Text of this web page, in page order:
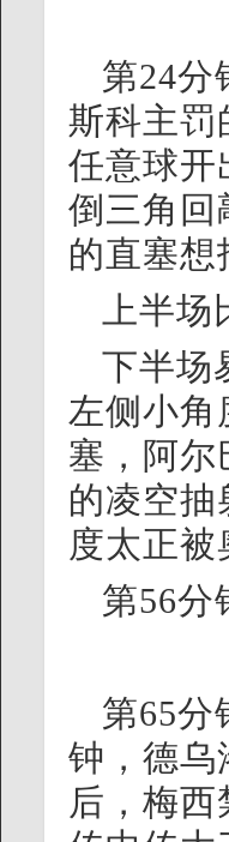
第24分
斯科主罚
任意球开
倒三角回
的直塞想
上半
下半场
左侧小角
塞，阿尔
的凌空抽
度太正被
第56分
第65分
钟，德乌
后，梅